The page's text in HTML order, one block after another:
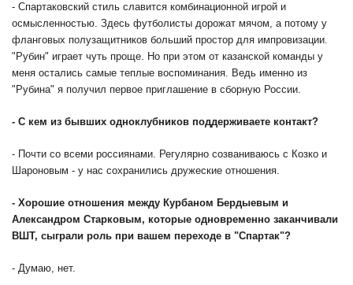
- Спартаковский стиль славится комбинационной игрой и
осмысленностью. Здесь футболисты дорожат мячом, а потому у
фланговых полузащитников больший простор для импровизации.
"Рубин" играет чуть проще. Но при этом от казанской команды у
меня остались самые теплые воспоминания. Ведь именно из
"Рубина" я получил первое приглашение в сборную России.
- С кем из бывших одноклубников поддерживаете контакт?
- Почти со всеми россиянами. Регулярно созваниваюсь с Козко и
Шароновым - у нас сохранились дружеские отношения.
- Хорошие отношения между Курбаном Бердыевым и
Александром Старковым, которые одновременно заканчивали
ВШТ, сыграли роль при вашем переходе в "Спартак"?
- Думаю, нет.